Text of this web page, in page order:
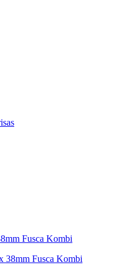
Fusca Kombi